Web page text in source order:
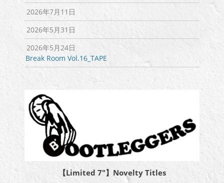
2026年7月11日
2026年5月31日
2026年5月24日
Break Room Vol.16_TAPE
【Limited 7″】Novelty Titles